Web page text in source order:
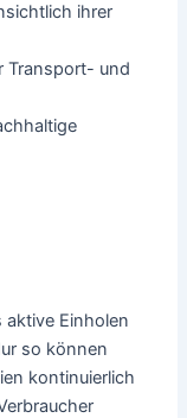
ihrer
Transport- und
Einholen
so können
kontinuierlich